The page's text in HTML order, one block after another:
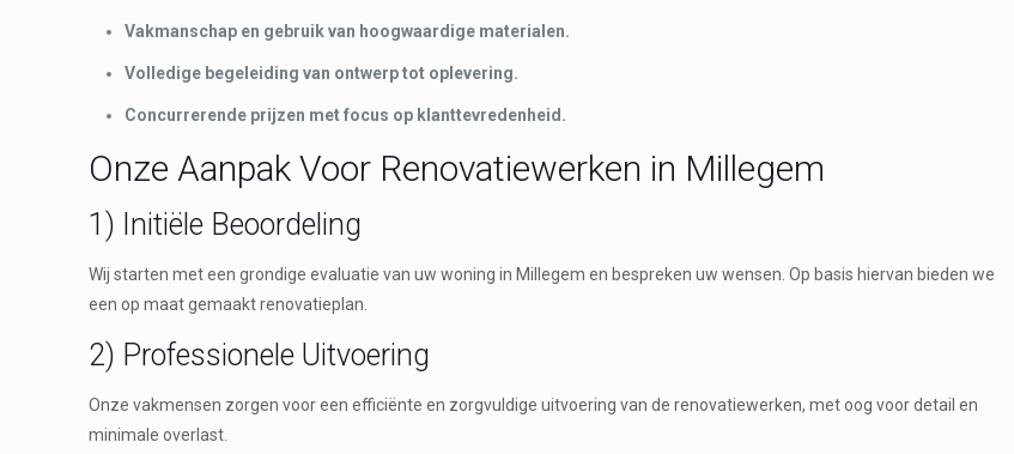
Vakmanschap en gebruik van hoogwaardige materialen.
Volledige begeleiding van ontwerp tot oplevering.
Concurrerende prijzen met focus op klanttevredenheid.
Onze Aanpak Voor Renovatiewerken in Millegem
1) Initiële Beoordeling
Wij starten met een grondige evaluatie van uw woning in Millegem en bespreken uw wensen. Op basis hiervan bieden we
een op maat gemaakt renovatieplan.
2) Professionele Uitvoering
Onze vakmensen zorgen voor een efficiënte en zorgvuldige uitvoering van de renovatiewerken, met oog voor detail en
minimale overlast.